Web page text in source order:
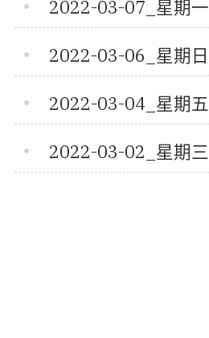
2022-03-07_星期一
2022-03-06_星期日
2022-03-04_星期五
2022-03-02_星期三